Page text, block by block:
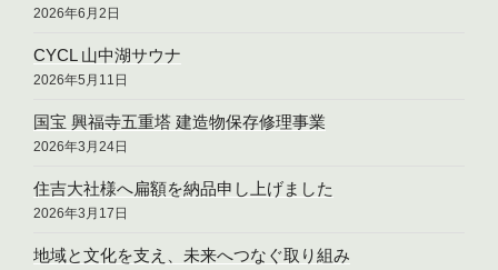
2026年6月2日
CYCL 山中湖サウナ
2026年5月11日
国宝 興福寺五重塔 建造物保存修理事業
2026年3月24日
住吉大社様へ扁額を納品申し上げました
2026年3月17日
地域と文化を支え、未来へつなぐ取り組み